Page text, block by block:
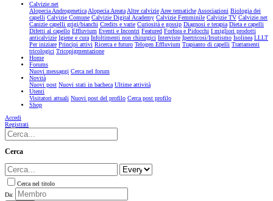
Calvizie.net
Alopecia AndrogeneticaAlopecia AreataAltre calvizieAree tematicheAssociazioni Biologia dei
capelli Calvizie Comune Calvizie Digital Academy Calvizie Femminile Calvizie TV Calvizie.net
Canizie capelli grigi/bianchi Credits e varie Curiosità e gossip Diagnosi e terapia Dieta e capelli
Difetti al capello Effluvium Eventi e Incontri Featured Forfora e Pidocchi I migliori prodotti
anticalvizie Igiene e cura Infoltimenti non chirurgici Interviste Ipertricosi/Irsutismo Isolinea LLLT
Per iniziare Principi attivi Ricerca e futuro Telogen Effluvium Trapianto di capelli Trattamenti
tricologici Tricopigmentazione
Home
Forums
Nuovi messaggi Cerca nel forum
Novità
Nuovi post Nuovi stati in bacheca Ultime attività
Utenti
Visitatori attuali Nuovi post del profilo Cerca post profilo
Shop
Accedi
Registrati
Cerca
Cerca nel titolo
Da: